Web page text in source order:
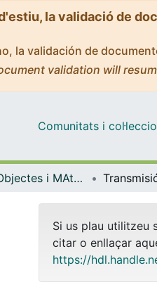
la validació de
la validación de
validation will
Comunitats i
OMADO (Objectes i MAterials DOcents)
Si us plau utilitzeu
citar o enllaçar
https://